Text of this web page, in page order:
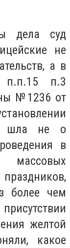
дела суд
не
а в
п.п.15 п.3
№1236 от
шла не о
в
более чем
желтой
какое